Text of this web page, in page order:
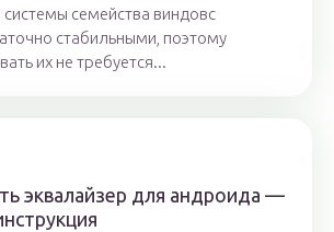
семейства виндовс
стабильными, поэтому
их не требуется...
эквалайзер для андроида —